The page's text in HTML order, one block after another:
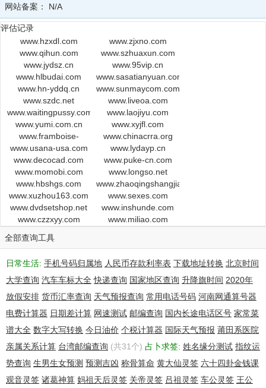
Domain Status: clientDeleteProhibited
https://icann.org/epp#clientDeleteProhibited
Domain Status: clientTransferProhibited
https://icann.org/epp#clientTransferProhibited
Domain Status: clientUpdateProhibited
https://icann.org/epp#clientUpdateProhibited
Registrant Name: GOTW Hostmaster
Registrant Organization: Get On The Web Limited
Registrant Street: Hamilton House 25 High Street
Registrant City: Rickmansworth
Registrant State/Province: Hertfordshire
Registrant Postal Code: WD3 1ET
Registrant Country: GB
Registrant Phone: +44.1923902000
Registrant Phone Ext:
Registrant Fax: +44.8700622499
Registrant Fax Ext:
Registrant Email: hostmaster@getontheweb.com
Admin Name: GOTW Hostmaster
Admin Organization: Get On The Web Limited
Admin Street: Hamilton House 25 High Street
Admin City: Rickmansworth
Admin State/Province: Hertfordshire
Admin Postal Code: WD3 1ET
Admin Country: GB
Admin Phone: +44.1923902000
Admin Phone Ext:
Admin Fax: +44.8700622499
Admin Fax Ext:
网站备案： N/A
评估记录
www.hzxdl.com
www.zjxno.com
www.qihun.com
www.szhuaxun.com
www.jydsz.cn
www.95vip.cn
www.hlbudai.com
www.sasatianyuan.com
www.hn-yddq.cn
www.sunmaycom.com
www.szdc.net
www.liveoa.com
www.waitingpussy.com
www.laojiyu.com
www.yumi.com.cn
www.xyjfl.com
www.framboise-
shop.com
www.chinacrra.org
www.usana-usa.com
www.lydayp.cn
www.decocad.com
www.puke-cn.com
www.momobi.com
www.longso.net
www.hbshgs.com
www.zhaoqingshangjia.com
www.xuzhou163.com
www.sexes.com
www.dvdsetshop.net
www.inshunde.com
www.czzxyy.com
www.miliao.com
全部查询工具
日常生活: 手机号码归属地 人民币存款利率表 下载地址转换 北京时间
大学查询 汽车车标大全 快递查询 国家地区查询 升降旗时间 2020年
放假安排 货币汇率查询 天气预报查询 常用电话号码 河南网通算号器
电费计算器 日期差计算 网速测试 邮编查询 国内长途电话区号 家常菜
谱大全 数字大写转换 今日油价 个税计算器 国际天气预报 莆田系医院
亲属关系计算 台湾邮编查询 (共31个) 占卜求签: 姓名缘分测试 指纹运
势查询 生男生女预测 预测吉凶 称骨算命 黄大仙灵签 六十四卦金钱课
观音灵签 诸葛神算 妈祖天后灵签 关帝灵签 吕祖灵签 车公灵签 王公